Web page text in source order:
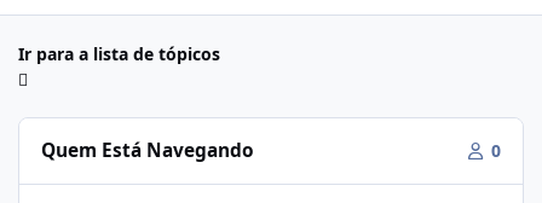
Ir para a lista de tópicos
Quem Está Navegando 0